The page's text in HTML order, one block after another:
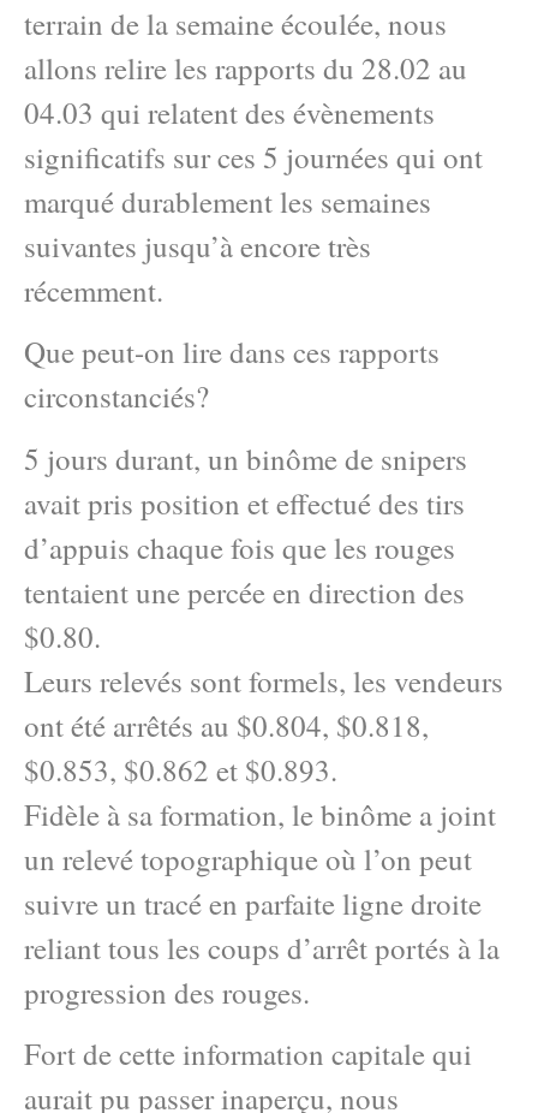
terrain de la semaine écoulée, nous
allons relire les rapports du 28.02 au
04.03 qui relatent des évènements
significatifs sur ces 5 journées qui ont
marqué durablement les semaines
suivantes jusqu’à encore très
récemment.
Que peut-on lire dans ces rapports
circonstanciés?
5 jours durant, un binôme de snipers
avait pris position et effectué des tirs
d’appuis chaque fois que les rouges
tentaient une percée en direction des
$0.80.
Leurs relevés sont formels, les vendeurs
ont été arrêtés au $0.804, $0.818,
$0.853, $0.862 et $0.893.
Fidèle à sa formation, le binôme a joint
un relevé topographique où l’on peut
suivre un tracé en parfaite ligne droite
reliant tous les coups d’arrêt portés à la
progression des rouges.
Fort de cette information capitale qui
aurait pu passer inaperçu, nous